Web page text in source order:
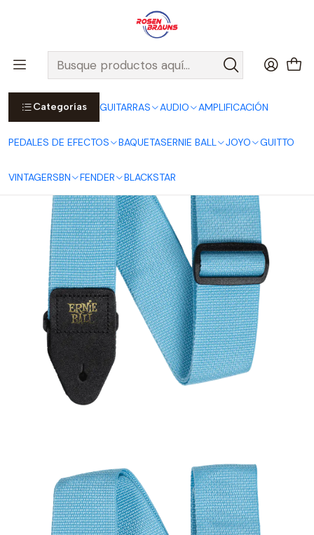
Categorías GUITARRAS AUDIO AMPLIFICACIÓN
PEDALES DE EFECTOS BAQUETASERNIE BALL JOYO GUITTO
VINTAGERSBN FENDER BLACKSTAR
Por compras sobre $25.000 en Santiago urbano, Colina o
Padre Hurtado, incluimos el despacho!
Ver Detalles
Inicio ERNIE BALL CORREAS ERNIE BALL
Polypro Straps
Correa Polypro Breaker Blue P05377